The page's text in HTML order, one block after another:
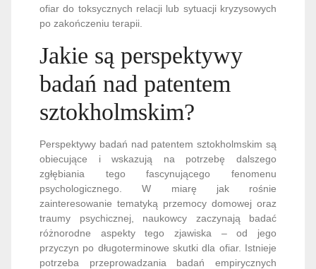
ofiar do toksycznych relacji lub sytuacji kryzysowych
po zakończeniu terapii.
Jakie są perspektywy
badań nad patentem
sztokholmskim?
Perspektywy badań nad patentem sztokholmskim są
obiecujące i wskazują na potrzebę dalszego
zgłębiania tego fascynującego fenomenu
psychologicznego. W miarę jak rośnie
zainteresowanie tematyką przemocy domowej oraz
traumy psychicznej, naukowcy zaczynają badać
różnorodne aspekty tego zjawiska – od jego
przyczyn po długoterminowe skutki dla ofiar. Istnieje
potrzeba przeprowadzania badań empirycznych